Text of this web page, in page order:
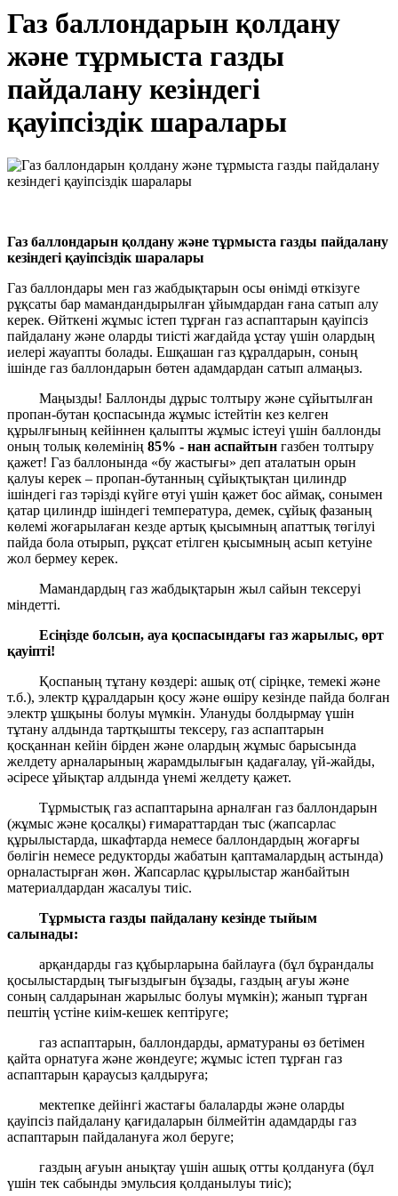
Газ баллондарын қолдану
және тұрмыста газды
пайдалану кезіндегі
қауіпсіздік шаралары
Газ баллондарын қолдану және тұрмыста газды пайдалану
кезіндегі қауіпсіздік шаралары
Газ баллондары мен газ жабдықтарын осы өнімді өткізуге
рұқсаты бар мамандандырылған ұйымдардан ғана сатып алу
керек. Өйткені жұмыс істеп тұрған газ аспаптарын қауіпсіз
пайдалану және оларды тиісті жағдайда ұстау үшін олардың
иелері жауапты болады. Ешқашан газ құралдарын, соның
ішінде газ баллондарын бөтен адамдардан сатып алмаңыз.
Маңызды! Баллонды дұрыс толтыру және сұйытылған
пропан-бутан қоспасында жұмыс істейтін кез келген
құрылғының кейіннен қалыпты жұмыс істеуі үшін баллонды
оның толық көлемінің 85% - нан аспайтын газбен толтыру
қажет! Газ баллонында «бу жастығы» деп аталатын орын
қалуы керек – пропан-бутанның сұйықтықтан цилиндр
ішіндегі газ тәрізді күйге өтуі үшін қажет бос аймақ, сонымен
қатар цилиндр ішіндегі температура, демек, сұйық фазаның
көлемі жоғарылаған кезде артық қысымның апаттық төгілуі
пайда бола отырып, рұқсат етілген қысымның асып кетуіне
жол бермеу керек.
Мамандардың газ жабдықтарын жыл сайын тексеруі
міндетті.
Есіңізде болсын, ауа қоспасындағы газ жарылыс, өрт
қауіпті!
Қоспаның тұтану көздері: ашық от( сіріңке, темекі және
т.б.), электр құралдарын қосу және өшіру кезінде пайда болған
электр ұшқыны болуы мүмкін. Улануды болдырмау үшін
тұтану алдында тартқышты тексеру, газ аспаптарын
қосқаннан кейін бірден және олардың жұмыс барысында
желдету арналарының жарамдылығын қадағалау, үй-жайды,
әсіресе ұйықтар алдында үнемі желдету қажет.
Тұрмыстық газ аспаптарына арналған газ баллондарын
(жұмыс және қосалқы) ғимараттардан тыс (жапсарлас
құрылыстарда, шкафтарда немесе баллондардың жоғарғы
бөлігін немесе редукторды жабатын қаптамалардың астында)
орналастырған жөн. Жапсарлас құрылыстар жанбайтын
материалдардан жасалуы тиіс.
Тұрмыста газды пайдалану кезінде тыйым
салынады:
арқандарды газ құбырларына байлауға (бұл бұрандалы
қосылыстардың тығыздығын бұзады, газдың ағуы және
соның салдарынан жарылыс болуы мүмкін); жанып тұрған
пештің үстіне киім-кешек кептіруге;
газ аспаптарын, баллондарды, арматураны өз бетімен
қайта орнатуға және жөндеуге; жұмыс істеп тұрған газ
аспаптарын қараусыз қалдыруға;
мектепке дейінгі жастағы балаларды және оларды
қауіпсіз пайдалану қағидаларын білмейтін адамдарды газ
аспаптарын пайдалануға жол беруге;
газдың ағуын анықтау үшін ашық отты қолдануға (бұл
үшін тек сабынды эмульсия қолданылуы тиіс);